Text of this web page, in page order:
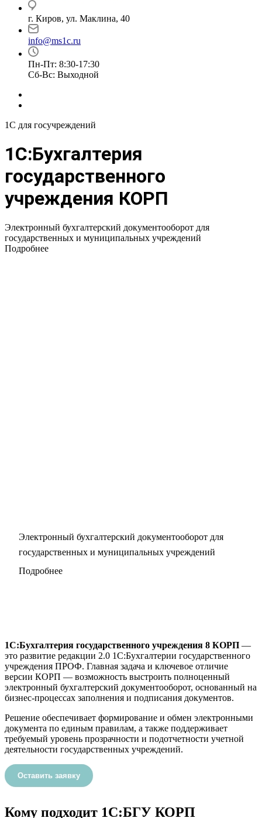
г. Киров, ул. Маклина, 40
info@ms1c.ru
Пн-Пт: 8:30-17:30
Cб-Вс: Выходной
1С для госучреждений
1С:Бухгалтерия
государственного
учреждения КОРП
Электронный бухгалтерский документооборот для
государственных и муниципальных учреждений
Подробнее
Электронный бухгалтерский документооборот для
государственных и муниципальных учреждений
Подробнее
1С:Бухгалтерия государственного учреждения 8 КОРП —
это развитие редакции 2.0 1С:Бухгалтерии государственного
учреждения ПРОФ. Главная задача и ключевое отличие
версии КОРП — возможность выстроить полноценный
электронный бухгалтерский документооборот, основанный на
бизнес-процессах заполнения и подписания документов.
Решение обеспечивает формирование и обмен электронными
документа по единым правилам, а также поддерживает
требуемый уровень прозрачности и подотчетности учетной
деятельности государственных учреждений.
Оставить заявку
Кому подходит 1С:БГУ КОРП